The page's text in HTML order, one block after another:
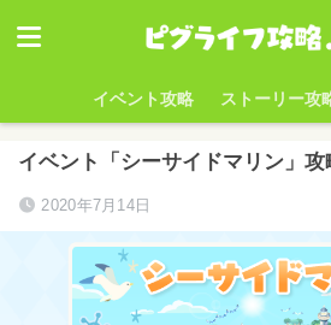
イベント攻略 ストーリー攻
イベント「シーサイドマリン」攻
2020年7月14日